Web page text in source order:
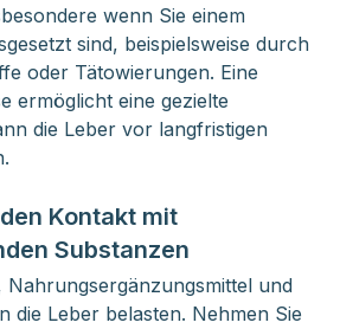
wenn Sie einem
sind, beispielsweise durch
oder Tätowierungen. Eine
ermöglicht eine gezielte
die Leber vor langfristigen
Kontakt mit
Substanzen
Nahrungsergänzungsmittel und
die Leber belasten. Nehmen Sie